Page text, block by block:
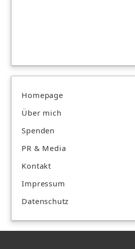
Homepage
Über mich
Spenden
PR & Media
Kontakt
Impressum
Datenschutz